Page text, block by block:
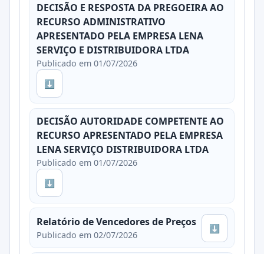
DECISÃO E RESPOSTA DA PREGOEIRA AO
RECURSO ADMINISTRATIVO
APRESENTADO PELA EMPRESA LENA
SERVIÇO E DISTRIBUIDORA LTDA
Publicado em 01/07/2026
⬇
DECISÃO AUTORIDADE COMPETENTE AO
RECURSO APRESENTADO PELA EMPRESA
LENA SERVIÇO DISTRIBUIDORA LTDA
Publicado em 01/07/2026
⬇
Relatório de Vencedores de Preços
Publicado em 02/07/2026
⬇